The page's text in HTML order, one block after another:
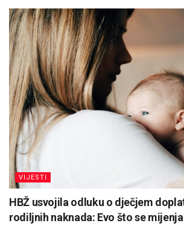
VIJESTI
HBŽ usvojila odluku o dječjem
rodiljnih naknada: Evo što se mijenja